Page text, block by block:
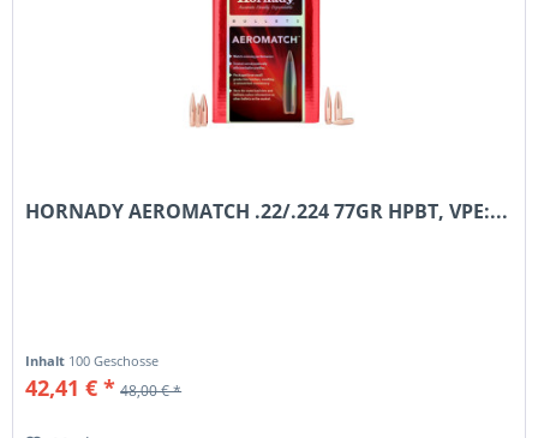
HORNADY AEROMATCH .22/.224 77GR HPBT, VPE:...
Inhalt 100 Geschosse
42,41 € * 48,00 € *